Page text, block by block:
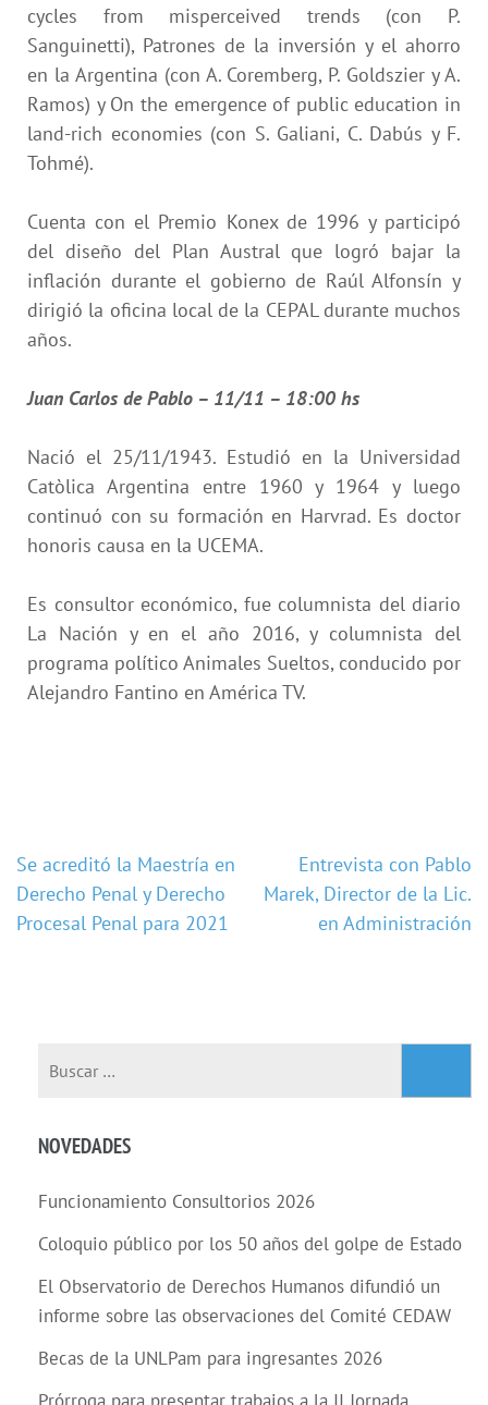
cycles from misperceived trends (con P.
Sanguinetti), Patrones de la inversión y el ahorro
en la Argentina (con A. Coremberg, P. Goldszier y A.
Ramos) y On the emergence of public education in
land-rich economies (con S. Galiani, C. Dabús y F.
Tohmé).
Cuenta con el Premio Konex de 1996 y participó
del diseño del Plan Austral que logró bajar la
inflación durante el gobierno de Raúl Alfonsín y
dirigió la oficina local de la CEPAL durante muchos
años.
Juan Carlos de Pablo – 11/11 – 18:00 hs
Nació el 25/11/1943. Estudió en la Universidad
Catòlica Argentina entre 1960 y 1964 y luego
continuó con su formación en Harvrad. Es doctor
honoris causa en la UCEMA.
Es consultor económico, fue columnista del diario
La Nación y en el año 2016, y columnista del
programa político Animales Sueltos, conducido por
Alejandro Fantino en América TV.
Se acreditó la Maestría en
Derecho Penal y Derecho
Procesal Penal para 2021
Entrevista con Pablo
Marek, Director de la Lic.
en Administración
NOVEDADES
Funcionamiento Consultorios 2026
Coloquio público por los 50 años del golpe de Estado
El Observatorio de Derechos Humanos difundió un
informe sobre las observaciones del Comité CEDAW
Becas de la UNLPam para ingresantes 2026